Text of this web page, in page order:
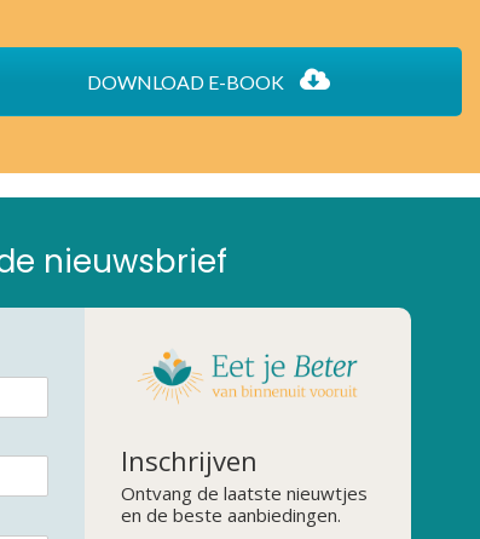
DOWNLOAD E-BOOK
nieuwsbrief
Inschrijven
Ontvang de laatste nieuwtjes
en de beste aanbiedingen.